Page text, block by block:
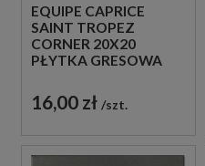
EQUIPE CAPRICE
SAINT TROPEZ
CORNER 20X20
PŁYTKA GRESOWA
16,00 zł szt.